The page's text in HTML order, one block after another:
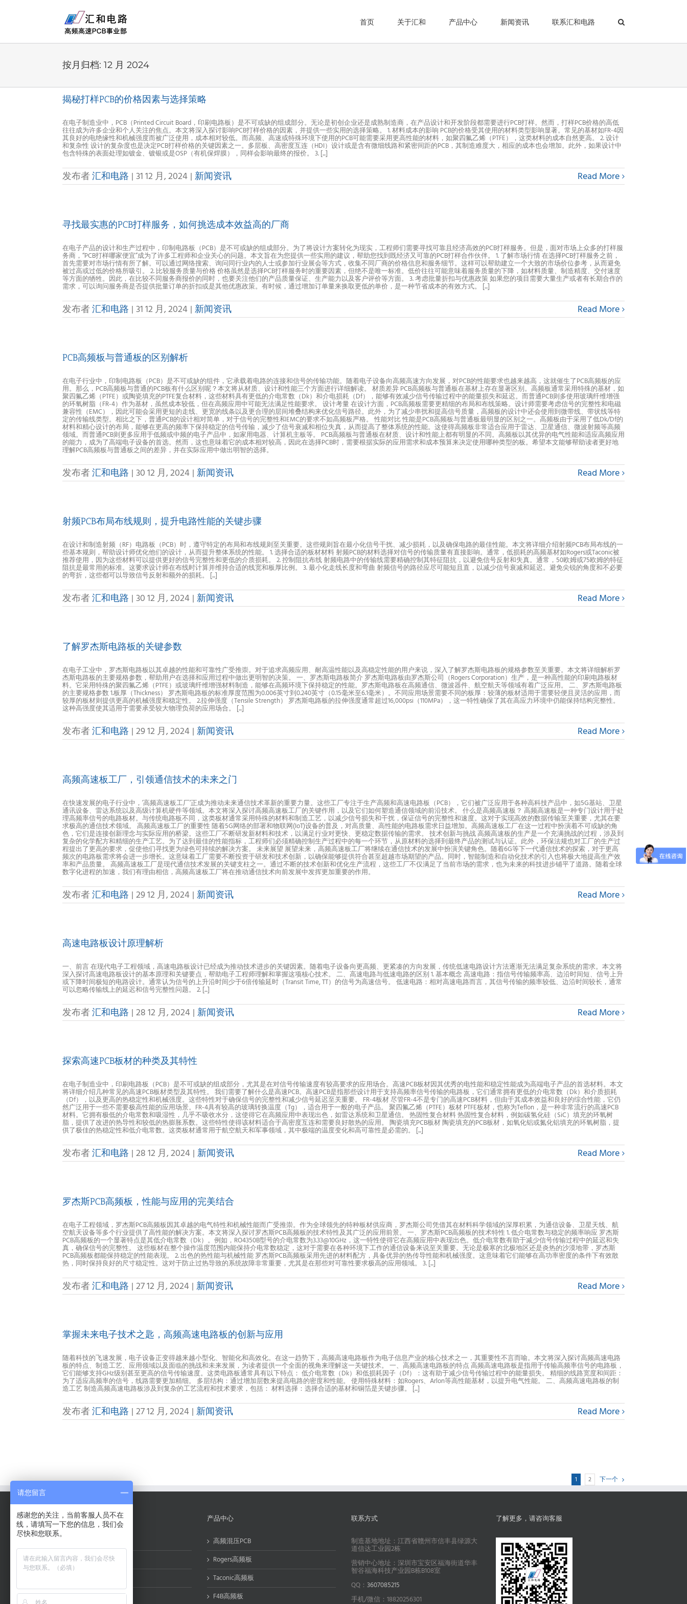
首页 关于汇和 产品中心 新闻资讯 联系汇和电路
按月归档: 12 月 2024
揭秘打样PCB的价格因素与选择策略
在电子制造业中，PCB（Printed Circuit Board，印刷电路板）是不可或缺的组成部分。无论是初创企业还是成熟制造商，在产品设计和开发阶段都需要进行PCB打样。然而，打样PCB价格的高低
往往成为许多企业和个人关注的焦点。本文将深入探讨影响PCB打样价格的因素，并提供一些实用的选择策略。 1. 材料成本的影响 PCB的价格受其使用的材料类型影响显著。常见的基材如FR-4因
其良好的电绝缘性和机械强度而被广泛使用，成本相对较低。而高频、高速或特殊环境下使用的PCB可能需要采用更高性能的材料，如聚四氟乙烯（PTFE），这类材料的成本自然更高。 2. 设计
和复杂性 设计的复杂度也是决定PCB打样价格的关键因素之一。多层板、高密度互连（HDI）设计或是含有微细线路和紧密间距的PCB，其制造难度大，相应的成本也会增加。此外，如果设计中
包含特殊的表面处理如镀金、镀银或是OSP（有机保焊膜），同样会影响最终的报价。 3. [...]
发布者汇和电路 | 31 12 月, 2024 | 新闻资讯 Read More
寻找最实惠的PCB打样服务，如何挑选成本效益高的厂商
在电子产品的设计和生产过程中，印制电路板（PCB）是不可或缺的组成部分。为了将设计方案转化为现实，工程师们需要寻找可靠且经济高效的PCB打样服务。但是，面对市场上众多的打样服
务商，“PCB打样哪家便宜”成为了许多工程师和企业关心的问题。本文旨在为您提供一些实用的建议，帮助您找到既经济又可靠的PCB打样合作伙伴。 1. 了解市场行情 在选择PCB打样服务之前，
首先需要对市场行情有所了解。可以通过网络搜索、询问同行业内的人士或参加行业展会等方式，收集不同厂商的价格信息和服务细节。这样可以帮助建立一个大致的市场价位参考，从而避免
被过高或过低的价格所吸引。 2. 比较服务质量与价格 价格虽然是选择PCB打样服务时的重要因素，但绝不是唯一标准。低价往往可能意味着服务质量的下降，如材料质量、制造精度、交付速度
等方面的牺牲。因此，在比较不同服务商报价的同时，也要关注他们的产品质量保证、生产能力以及客户评价等方面。 3. 考虑批量折扣与优惠政策 如果您的项目需要大量生产或者有长期合作的
需求，可以询问服务商是否提供批量订单的折扣或是其他优惠政策。有时候，通过增加订单量来换取更低的单价，是一种节省成本的有效方式。 [...]
发布者汇和电路 | 31 12 月, 2024 | 新闻资讯 Read More
PCB高频板与普通板的区别解析
在电子行业中，印制电路板（PCB）是不可或缺的组件，它承载着电路的连接和信号的传输功能。随着电子设备向高频高速方向发展，对PCB的性能要求也越来越高，这就催生了PCB高频板的应
用。那么，PCB高频板与普通的PCB板有什么区别呢？本文将从材质、设计和性能三个方面进行详细解读。 材质差异 PCB高频板与普通板在基材上存在显著区别。高频板通常采用特殊的基材，如
聚四氟乙烯（PTFE）或陶瓷填充的PTFE复合材料，这些材料具有更低的介电常数（Dk）和介电损耗（Df），能够有效减少信号传输过程中的能量损失和延迟。而普通PCB则多使用玻璃纤维增强
的环氧树脂（FR-4）作为基材，虽然成本较低，但在高频应用中可能无法满足性能要求。 设计考量 在设计方面，PCB高频板需要更精细的布局和布线策略。设计师需要考虑信号的完整性和电磁
兼容性（EMC），因此可能会采用更短的走线、更宽的线条以及更合理的层间堆叠结构来优化信号路径。此外，为了减少串扰和提高信号质量，高频板的设计中还会使用到微带线、带状线等特
定的传输线类型。相比之下，普通PCB的设计相对简单，对于信号的完整性和EMC的要求不如高频板严格。 性能对比 性能是PCB高频板与普通板最明显的区别之一。高频板由于采用了低Dk/Df的
材料和精心设计的布局，能够在更高的频率下保持稳定的信号传输，减少了信号衰减和相位失真，从而提高了整体系统的性能。这使得高频板非常适合应用于雷达、卫星通信、微波射频等高频
领域。而普通PCB则更多应用于低频或中频的电子产品中，如家用电器、计算机主板等。 PCB高频板与普通板在材质、设计和性能上都有明显的不同。高频板以其优异的电气性能和适应高频应用
的能力，成为了高端电子设备的首选。然而，这也意味着它的成本相对较高，因此在选择PCB时，需要根据实际的应用需求和成本预算来决定使用哪种类型的板。希望本文能够帮助读者更好地
理解PCB高频板与普通板之间的差异，并在实际应用中做出明智的选择。
发布者汇和电路 | 30 12 月, 2024 | 新闻资讯 Read More
射频PCB布局布线规则，提升电路性能的关键步骤
在设计和制造射频（RF）电路板（PCB）时，遵守特定的布局和布线规则至关重要。这些规则旨在最小化信号干扰、减少损耗，以及确保电路的最佳性能。本文将详细介绍射频PCB布局布线的一
些基本规则，帮助设计师优化他们的设计，从而提升整体系统的性能。 1. 选择合适的板材材料 射频PCB的材料选择对信号的传输质量有直接影响。通常，低损耗的高频基材如Rogers或Taconic被
推荐使用，因为这些材料可以提供更好的信号完整性和更低的介质损耗。 2. 控制阻抗布线 射频电路中的传输线需要精确控制其特征阻抗，以避免信号反射和失真。通常，50欧姆或75欧姆的特征
阻抗是最常用的标准。这要求设计师在布线时计算并维持合适的线宽和板厚比例。 3. 最小化走线长度和弯曲 射频信号的路径应尽可能短且直，以减少信号衰减和延迟。避免尖锐的角度和不必要
的弯折，这些都可以导致信号反射和额外的损耗。 [...]
发布者汇和电路 | 30 12 月, 2024 | 新闻资讯 Read More
了解罗杰斯电路板的关键参数
在电子工业中，罗杰斯电路板以其卓越的性能和可靠性广受推崇。对于追求高频应用、耐高温性能以及高稳定性能的用户来说，深入了解罗杰斯电路板的规格参数至关重要。本文将详细解析罗
杰斯电路板的主要规格参数，帮助用户在选择和应用过程中做出更明智的决策。 一、罗杰斯电路板简介 罗杰斯电路板由罗杰斯公司（Rogers Corporation）生产，是一种高性能的印刷电路板材
料。它采用特殊的聚四氟乙烯（PTFE）或玻璃纤维增强材料制造，能够在高频环境下保持稳定的性能。罗杰斯电路板在高频通信、微波器件、航空航天等领域有着广泛应用。 二、罗杰斯电路板
的主要规格参数 1.板厚（Thickness） 罗杰斯电路板的标准厚度范围为0.006英寸到0.240英寸（0.15毫米至6.1毫米）。不同应用场景需要不同的板厚：较薄的板材适用于需要轻便且灵活的应用，而
较厚的板材则提供更高的机械强度和稳定性。 2.拉伸强度（Tensile Strength） 罗杰斯电路板的拉伸强度通常超过16,000psi（110MPa），这一特性确保了其在高应力环境中仍能保持结构完整性。
这种高强度使其适用于需要承受较大物理负荷的应用场合。 [...]
发布者汇和电路 | 29 12 月, 2024 | 新闻资讯 Read More
高频高速板工厂，引领通信技术的未来之门
在快速发展的电子行业中，’高频高速板工厂’正成为推动未来通信技术革新的重要力量。这些工厂专注于生产高频和高速电路板（PCB），它们被广泛应用于各种高科技产品中，如5G基站、卫星
通讯设备、雷达系统以及高级计算机硬件等领域。本文将深入探讨高频高速板工厂的关键作用，以及它们如何塑造通信领域的前沿技术。 什么是高频高速板？ 高频高速板是一种专门设计用于处
理高频率信号的电路板材。与传统电路板不同，这类板材通常采用特殊的材料和制造工艺，以减少信号损失和干扰，保证信号的完整性和速度。这对于实现高效的数据传输至关重要，尤其在要
求极高的通信技术领域。 高频高速板工厂的重要性 随着5G网络的部署和物联网(IoT)设备的普及，对高质量、高性能的电路板需求日益增加。高频高速板工厂在这一过程中扮演着不可或缺的角
色，它们是连接创新理念与实际应用的桥梁。这些工厂不断研发新材料和技术，以满足行业对更快、更稳定数据传输的需求。 技术创新与挑战 高频高速板的生产是一个充满挑战的过程，涉及到
复杂的化学配方和精细的生产工艺。为了达到最佳的性能指标，工程师们必须精确控制生产过程中的每一个环节，从原材料的选择到最终产品的测试与认证。此外，环保法规也对工厂的生产过
程提出了更高的要求，促使他们寻找更为绿色可持续的解决方案。 未来展望 展望未来，高频高速板工厂将继续在通信技术的发展中扮演关键角色。随着6G等下一代通信技术的探索，对于更高
频次的电路板需求将会进一步增长。这意味着工厂需要不断投资于研发和技术创新，以确保能够提供符合甚至超越市场期望的产品。同时，智能制造和自动化技术的引入也将极大地提高生产效
率和产品质量。 高频高速板工厂是现代通信技术发展的关键支柱之一。通过不断的技术创新和优化生产流程，这些工厂不仅满足了当前市场的需求，也为未来的科技进步铺平了道路。随着全球
数字化进程的加速，我们有理由相信，高频高速板工厂将在推动通信技术向前发展中发挥更加重要的作用。
发布者汇和电路 | 29 12 月, 2024 | 新闻资讯 Read More
高速电路板设计原理解析
一、前言 在现代电子工程领域，高速电路板设计已经成为推动技术进步的关键因素。随着电子设备向更高频、更紧凑的方向发展，传统低速电路设计方法逐渐无法满足复杂系统的需求。本文将
深入探讨高速电路板设计的基本原理和关键要点，帮助电子工程师理解和掌握这项核心技术。 二、高速电路与低速电路的区别 1. 基本概念 高速电路：指信号传输频率高、边沿时间短、信号上升
或下降时间极短的电路设计。通常认为信号的上升沿时间少于6倍传输延时（Transit Time, TT）的信号为高速信号。 低速电路：相对高速电路而言，其信号传输的频率较低、边沿时间较长，通常
可以忽略传输线上的延迟和信号完整性问题。 2. [...]
发布者汇和电路 | 28 12 月, 2024 | 新闻资讯 Read More
探索高速PCB板材的种类及其特性
在电子制造业中，印刷电路板（PCB）是不可或缺的组成部分，尤其是在对信号传输速度有较高要求的应用场合。高速PCB板材因其优秀的电性能和稳定性能成为高端电子产品的首选材料。本文
将详细介绍几种常见的高速PCB板材类型及其特性。 我们需要了解什么是高速PCB。高速PCB是指那些设计用于支持高频率信号传输的电路板，它们通常拥有更低的介电常数（Dk）和介质损耗
（Df），以及更高的热稳定性和机械强度。这些特性对于确保信号的完整性和减少信号延迟至关重要。 FR-4板材 尽管FR-4不是专门的高速PCB材料，但由于其成本效益和良好的综合性能，它仍
然广泛用于一些不需要极高性能的应用场景。FR-4具有较高的玻璃转换温度（Tg），适合用于一般的电子产品。 聚四氟乙烯（PTFE）板材 PTFE板材，也称为Teflon，是一种非常流行的高速PCB
材料。它拥有极低的介电常数和吸湿性，几乎不吸收水分，这使得它在高频应用中表现出色，如雷达系统和卫星通信。 热固性复合材料 热固性复合材料，例如碳氢化硅（SiC）填充的环氧树
脂，提供了改进的热导性和较低的热膨胀系数。这些特性使得该材料适合于高密度互连和需要良好散热的应用。 陶瓷填充PCB板材 陶瓷填充的PCB板材，如氧化铝或氮化铝填充的环氧树脂，提
供了极佳的热稳定性和低介电常数。这类板材通常用于航空航天和军事领域，其中极端的温度变化和高可靠性是必需的。 [...]
发布者汇和电路 | 28 12 月, 2024 | 新闻资讯 Read More
罗杰斯PCB高频板，性能与应用的完美结合
在电子工程领域，罗杰斯PCB高频板因其卓越的电气特性和机械性能而广受推崇。作为全球领先的特种板材供应商，罗杰斯公司凭借其在材料科学领域的深厚积累，为通信设备、卫星天线、航
空航天设备等多个行业提供了高性能的解决方案。本文将深入探讨罗杰斯PCB高频板的技术特性及其广泛的应用前景。 一、罗杰斯PCB高频板的技术特性 1. 低介电常数与稳定的频率响应 罗杰斯
PCB高频板的一个显著特点是其低介电常数（Dk）。例如，RO4350B型号的介电常数为3.33@10GHz，这一特性使得它在高频应用中表现出色。低介电常数有助于减少信号传输过程中的延迟和失
真，确保信号的完整性。 这些板材在整个操作温度范围内能保持介电常数稳定，这对于需要在各种环境下工作的通信设备来说至关重要。无论是极寒的北极地区还是炎热的沙漠地带，罗杰斯
PCB高频板都能保持稳定的性能表现。 2. 出色的热性能与机械性能 罗杰斯PCB高频板采用先进的材料配方，具备优异的热传导性能和机械强度。这意味着它们能够在高功率密度的条件下有效散
热，同时保持良好的尺寸稳定性。这对于防止过热导致的系统故障非常重要，尤其是在那些对可靠性要求极高的应用领域。 3. [...]
发布者汇和电路 | 27 12 月, 2024 | 新闻资讯 Read More
掌握未来电子技术之匙，高频高速电路板的创新与应用
随着科技的飞速发展，电子设备正变得越来越小型化、智能化和高效化。在这一趋势下，高频高速电路板作为电子信息产业的核心技术之一，其重要性不言而喻。本文将深入探讨高频高速电路
板的特点、制造工艺、应用领域以及面临的挑战和未来发展，为读者提供一个全面的视角来理解这一关键技术。 一、高频高速电路板的特点 高频高速电路板是指用于传输高频率信号的电路板，
它们能够支持GHz级别甚至更高的信号传输速度。这类电路板通常具有以下特点： 低介电常数（Dk）和低损耗因子（Df）：这有助于减少信号传输过程中的能量损失。 精细的线路宽度和间距：
为了适应高频率的信号，线路需要更加精细。 多层结构：通过增加层数来提高电路的密度和性能。 使用特殊材料：如Rogers、Arlon等高性能基材，以提升电气性能。 二、高频高速电路板的制
造工艺 制造高频高速电路板涉及到复杂的工艺流程和技术要求，包括： 材料选择：选择合适的基材和铜箔是关键步骤。 [...]
发布者汇和电路 | 27 12 月, 2024 | 新闻资讯 Read More
1 2 下一个
关于汇和电路
资质荣誉
交货周期
产品中心
高频混压PCB
Rogers高频板
Taconic高频板
F4B高频板
联系方式
制造基地地址：江西省赣州市信丰县绿源大
道信达工业园2栋
营销中心地址：深圳市宝安区福海街道华丰
智谷福海科技产业园B栋B108室
QQ： 3607085215
手机/微信：18820256301
了解更多，请咨询客服
请您留言
感谢您的关注，当前客服人员不在
线，请填写一下您的信息，我们会
尽快和您联系。